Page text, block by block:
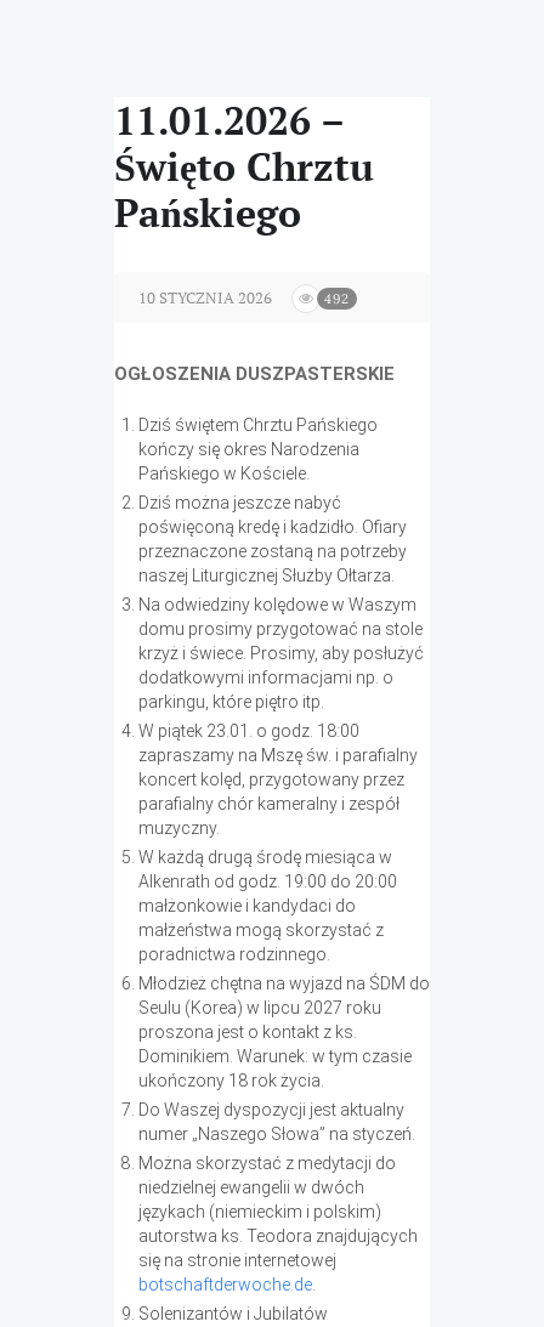
11.01.2026 –
Święto Chrztu
Pańskiego
10 STYCZNIA 2026 492
OGŁOSZENIA DUSZPASTERSKIE
Dziś świętem Chrztu Pańskiego
kończy się okres Narodzenia
Pańskiego w Kościele.
Dziś można jeszcze nabyć
poświęconą kredę i kadzidło. Ofiary
przeznaczone zostaną na potrzeby
naszej Liturgicznej Służby Ołtarza.
Na odwiedziny kolędowe w Waszym
domu prosimy przygotować na stole
krzyż i świece. Prosimy, aby posłużyć
dodatkowymi informacjami np. o
parkingu, które piętro itp.
W piątek 23.01. o godz. 18:00
zapraszamy na Mszę św. i parafialny
koncert kolęd, przygotowany przez
parafialny chór kameralny i zespół
muzyczny.
W każdą drugą środę miesiąca w
Alkenrath od godz. 19:00 do 20:00
małżonkowie i kandydaci do
małżeństwa mogą skorzystać z
poradnictwa rodzinnego.
Młodzież chętna na wyjazd na ŚDM do
Seulu (Korea) w lipcu 2027 roku
proszona jest o kontakt z ks.
Dominikiem. Warunek: w tym czasie
ukończony 18 rok życia.
Do Waszej dyspozycji jest aktualny
numer „Naszego Słowa” na styczeń.
Można skorzystać z medytacji do
niedzielnej ewangelii w dwóch
językach (niemieckim i polskim)
autorstwa ks. Teodora znajdujących
się na stronie internetowej
botschaftderwoche.de
Solenizantów i Jubilatów